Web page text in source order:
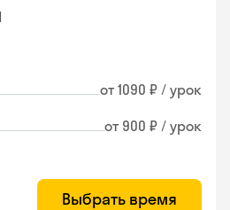
от 1090 ₽ / урок
от 900 ₽ / урок
Выбрать время